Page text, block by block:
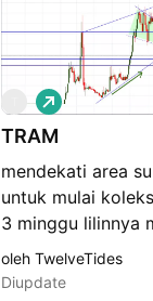
TRAM
mendekati area
untuk mulai
3 minggu lilinnya
:)) area demand
ekspetasi ke
P
e
m
e
i
a
oleh TwelveTides
Diupdate